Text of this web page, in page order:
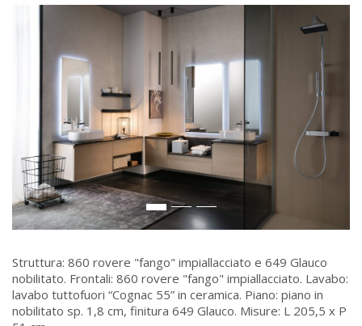
Struttura: 860 rovere "fango" impiallacciato e 649 Glauco
nobilitato. Frontali: 860 rovere "fango" impiallacciato. Lavabo:
lavabo tuttofuori “Cognac 55” in ceramica. Piano: piano in
nobilitato sp. 1,8 cm, finitura 649 Glauco. Misure: L 205,5 x P